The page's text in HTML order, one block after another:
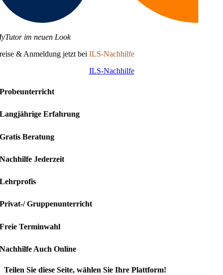
im neuen Look
& Anmeldung jetzt beiILS-Nachhilfe
ILS-Nachhilfe
Probeunterricht
Langjährige Erfahrung
Gratis Beratung
Nachhilfe Jederzeit
Lehrprofis
Privat-/ Gruppenunterricht
Freie Terminwahl
Nachhilfe Auch Online
Teilen Sie diese Seite, wählen Sie Ihre Plattform!